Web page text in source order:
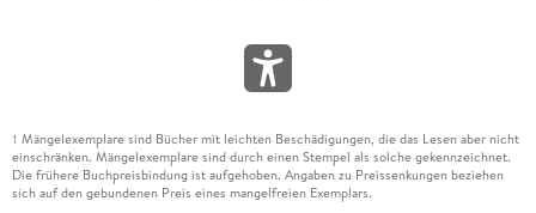
1 Mängelexemplare sind Bücher mit leichten Beschädigungen, die das Lesen aber nicht
einschränken. Mängelexemplare sind durch einen Stempel als solche gekennzeichnet.
Die frühere Buchpreisbindung ist aufgehoben. Angaben zu Preissenkungen beziehen
sich auf den gebundenen Preis eines mangelfreien Exemplars.